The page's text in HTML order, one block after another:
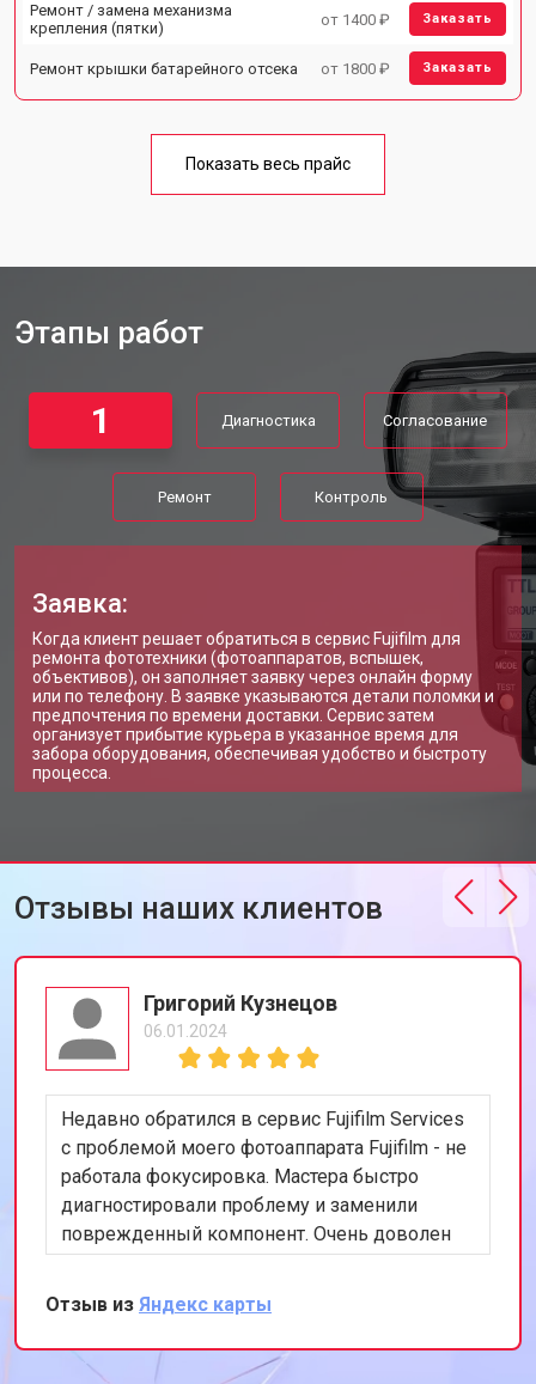
Ремонт / замена механизма
крепления (пятки)
от 1400 ₽ Заказать
Ремонт крышки батарейного отсека от 1800 ₽ Заказать
Показать весь прайс
Этапы работ
1 Диагностика Согласование
Ремонт Контроль
Заявка:
Когда клиент решает обратиться в сервис Fujifilm для
ремонта фототехники (фотоаппаратов, вспышек,
объективов), он заполняет заявку через онлайн форму
или по телефону. В заявке указываются детали поломки и
предпочтения по времени доставки. Сервис затем
организует прибытие курьера в указанное время для
забора оборудования, обеспечивая удобство и быстроту
процесса.
Отзывы наших клиентов
Григорий Кузнецов
06.01.2024
Недавно обратился в сервис Fujifilm Services
с проблемой моего фотоаппарата Fujifilm - не
работала фокусировка. Мастера быстро
диагностировали проблему и заменили
поврежденный компонент. Очень доволен
скоростью и качеством работы. Рекомендую
этот сервис всем, кто ценит
профессионализм и качество.
Отзыв из Яндекс карты